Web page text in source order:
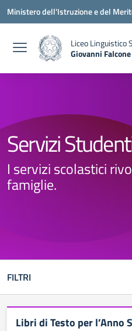
Vai ai contenuti
Vai al menu di navigazione
Vai al footer
Ministero dell'Istruzione e del
Liceo Linguistico
Giovanni Falcone
Servizi
I servizi scolastici
famiglie.
FILTRI
Libri di Testo per l’Anno